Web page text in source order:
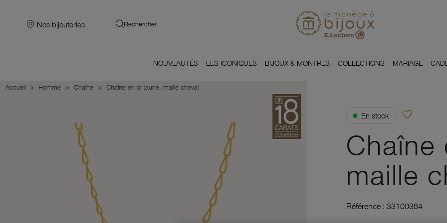
Nos bijouteries Rechercher
NOUVEAUTÉS LES ICONIQUES BIJOUX & MONTRES COLLECTIONS MARIAGE
Accueil Homme Chaîne Chaîne en or jaune, maille cheval
● En stock favorite_borderAjouter à vos
Chaîne
maille
Référence : 33100384